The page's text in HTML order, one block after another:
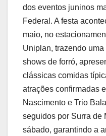
dos eventos juninos
Federal. A festa
maio, no
Uniplan, trazendo
shows de forró,
clássicas comidas
atrações confirmadas
Nascimento e Trio
seguidos por Surra de
sábado, garantindo a